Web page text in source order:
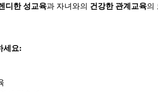
디한 성교육과 자녀와의 건강한 관계교육의
세요: